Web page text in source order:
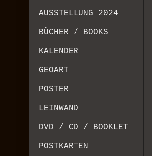
AUSSTELLUNG 2024
BÜCHER / BOOKS
KALENDER
GEOART
POSTER
LEINWAND
DVD / CD / BOOKLET
POSTKARTEN